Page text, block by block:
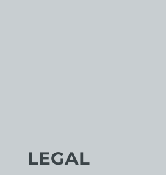
LEGAL